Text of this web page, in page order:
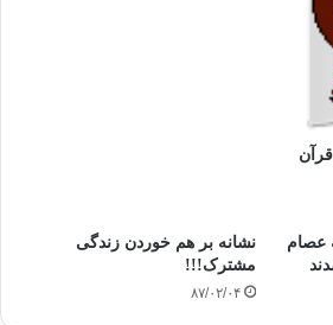
زرین ایمان و تقوا آنان را به هم مرتبط
بی شائبه است که در نفس انسان
پاک
پاکیزه را در دو حالت به وجود می آورد:
دادن،تکافل اجتماعی و …
عصام
نشانه بر هم خوردن زندگی
مشترک!!!
۸۷/۰۲/۰۴